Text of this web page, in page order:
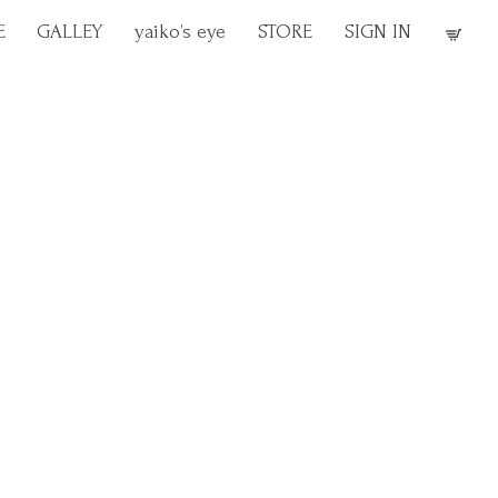
GALLEY yaiko’s eye STORE SIGN IN